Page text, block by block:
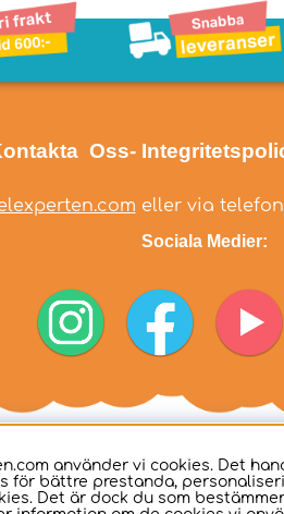
Oss-
eller via telefon
Sociala Medier:
använder vi cookies. Det
för bättre prestanda,
Det är dock du som